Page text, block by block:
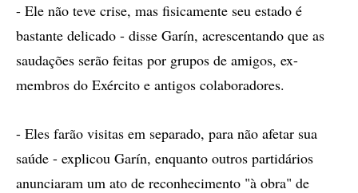
- Ele não teve crise, mas fisicamente seu estado é
bastante delicado - disse Garín, acrescentando que as
saudações serão feitas por grupos de amigos, ex-
membros do Exército e antigos colaboradores.
- Eles farão visitas em separado, para não afetar sua
saúde - explicou Garín, enquanto outros partidários
anunciaram um ato de reconhecimento "à obra" de